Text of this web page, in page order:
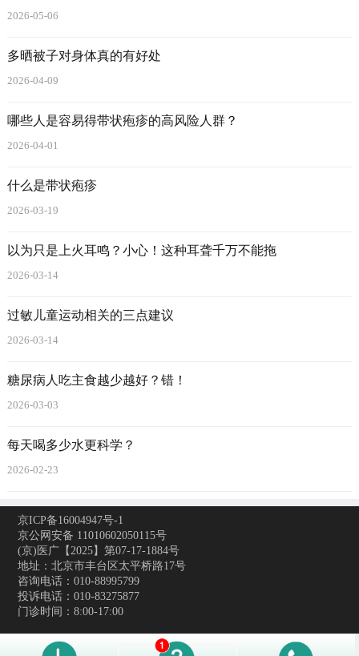
2026-05-06
多晒被子对身体真的有好处
2026-04-09
哪些人是容易得带状疱疹的高风险人群？
2026-04-01
什么是带状疱疹
2026-03-19
以为只是上火耳鸣？小心！这种耳聋千万不能拖
2026-03-14
过敏儿童运动相关的三点建议
2026-03-14
糖尿病人吃主食越少越好？错！
2026-03-03
每天喝多少水更科学？
2026-02-23
京ICP备16004947号-1
京公网安备 11010602050115号
(京)医广【2025】第07-17-1884号
地址：北京市丰台区太平桥路17号
咨询电话：010-88995799
投诉电话：010-83275877
门诊时间：8:00-17:00